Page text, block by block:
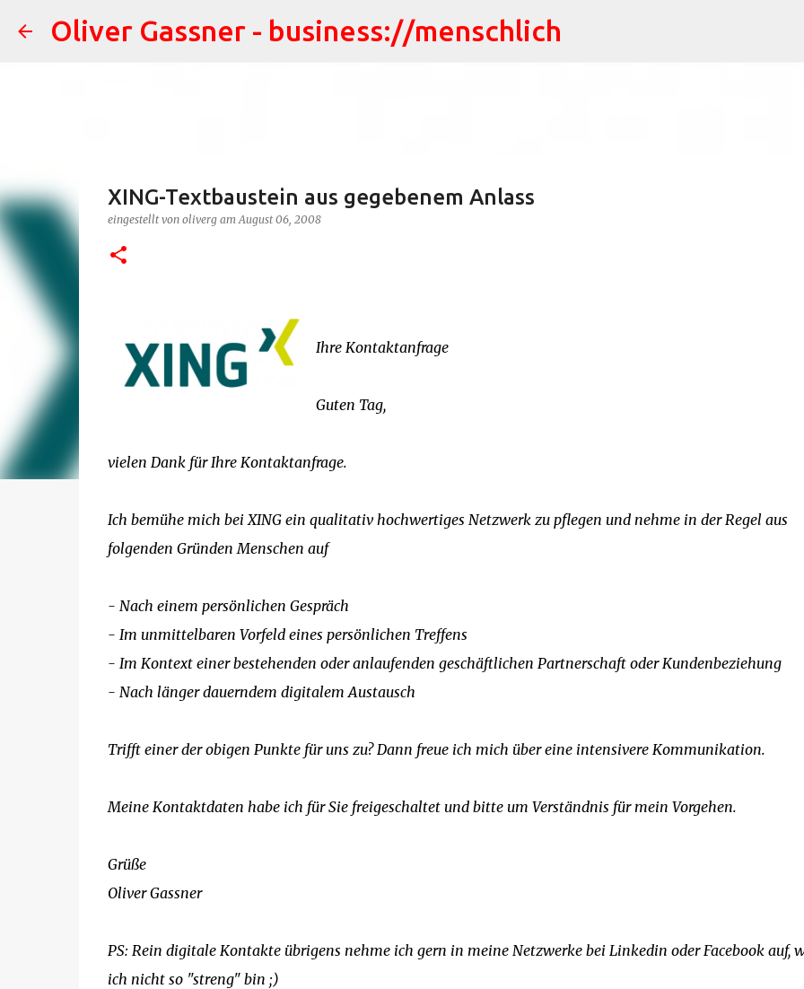
Direkt zum Hauptbereich
Oliver Gassner - business://menschlich
XING-Textbaustein aus gegebenem Anlass
eingestellt von oliverg amAugust 06, 2008
Ihre Kontaktanfrage
Guten Tag,
vielen Dank für Ihre Kontaktanfrage.
Ich bemühe mich bei XING ein qualitativ hochwertiges Netzwerk zu pflegen und nehme in der Regel aus
folgenden Gründen Menschen auf
- Nach einem persönlichen Gespräch
- Im unmittelbaren Vorfeld eines persönlichen Treffens
- Im Kontext einer bestehenden oder anlaufenden geschäftlichen Partnerschaft oder Kundenbeziehung
- Nach länger dauerndem digitalem Austausch
Trifft einer der obigen Punkte für uns zu? Dann freue ich mich über eine intensivere Kommunikation.
Meine Kontaktdaten habe ich für Sie freigeschaltet und bitte um Verständnis für mein Vorgehen.
Grüße
Oliver Gassner
PS: Rein digitale Kontakte übrigens nehme ich gern in meine Netzwerke bei Linkedin oder Facebook auf,
ich nicht so "streng" bin ;)